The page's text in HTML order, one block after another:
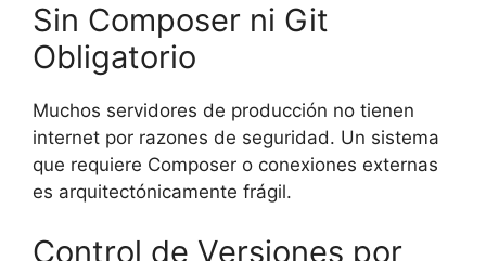
Sin Composer ni Git
Obligatorio
Muchos servidores de producción no tienen
internet por razones de seguridad. Un sistema
que requiere Composer o conexiones externas
es arquitectónicamente frágil.
Control de Versiones por